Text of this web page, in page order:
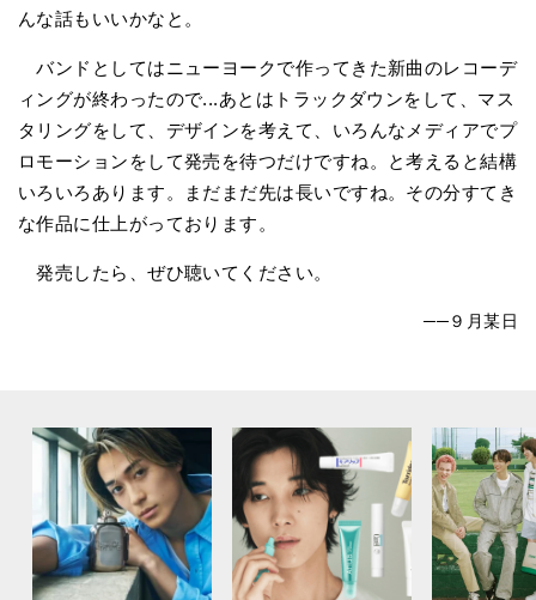
んな話もいいかなと。
バンドとしてはニューヨークで作ってきた新曲のレコーデ
ィングが終わったので...あとはトラックダウンをして、マス
タリングをして、デザインを考えて、いろんなメディアでプ
ロモーションをして発売を待つだけですね。と考えると結構
いろいろあります。まだまだ先は長いですね。その分すてき
な作品に仕上がっております。
発売したら、ぜひ聴いてください。
──９月某日